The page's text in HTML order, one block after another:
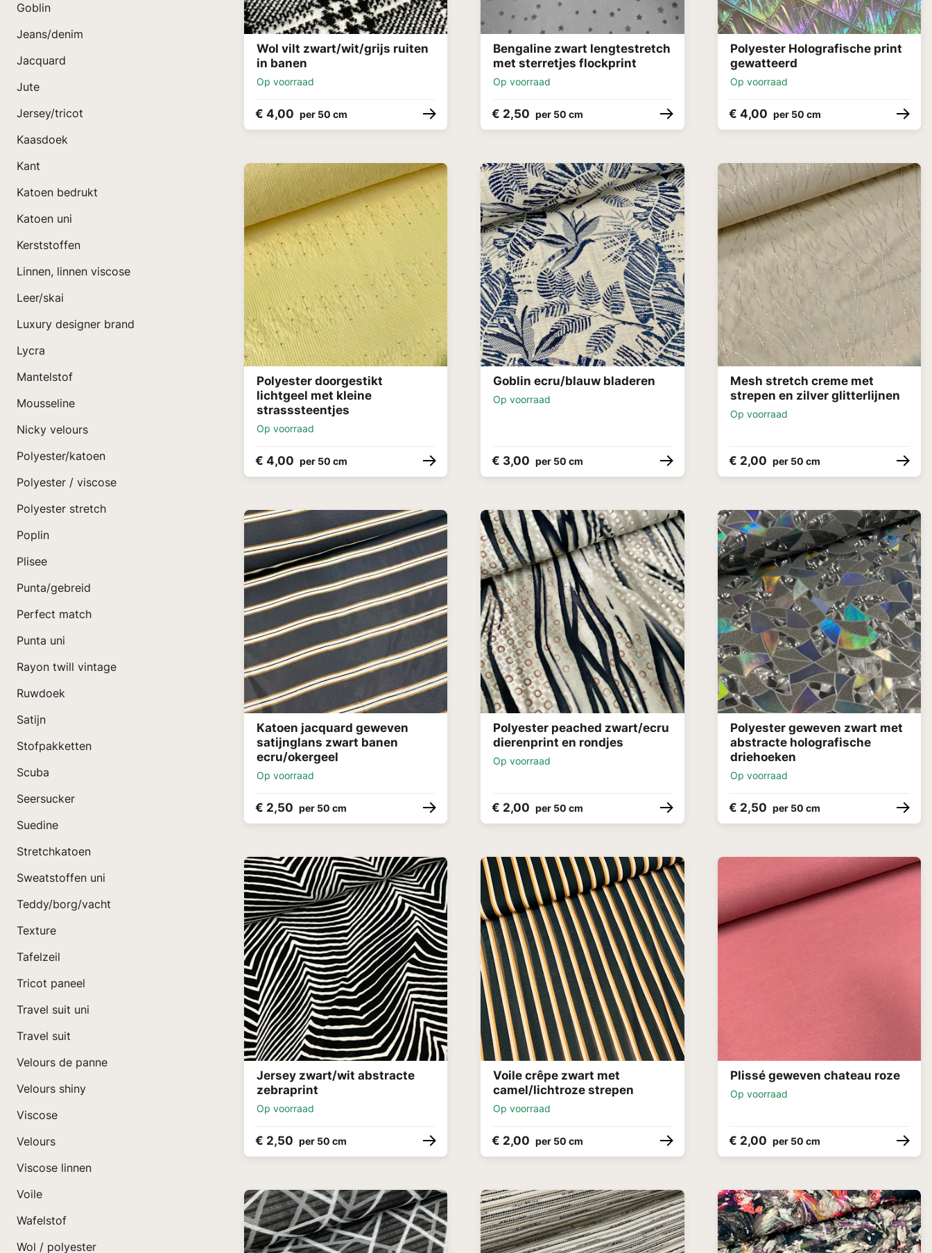
Goblin
Jeans/denim
Jacquard
Jute
Jersey/tricot
Kaasdoek
Kant
Katoen bedrukt
Katoen uni
Kerststoffen
Linnen, linnen viscose
Leer/skai
Luxury designer brand
Lycra
Mantelstof
Mousseline
Nicky velours
Polyester/katoen
Polyester / viscose
Polyester stretch
Poplin
Plisee
Punta/gebreid
Perfect match
Punta uni
Rayon twill vintage
Ruwdoek
Satijn
Stofpakketten
Scuba
Seersucker
Suedine
Stretchkatoen
Sweatstoffen uni
Teddy/borg/vacht
Texture
Tafelzeil
Tricot paneel
Travel suit uni
Travel suit
Velours de panne
Velours shiny
Viscose
Velours
Viscose linnen
Voile
Wafelstof
Wol / polyester
Wol vilt zwart/wit/grijs ruiten
in banen
Op voorraad
€ 4,00 per 50 cm
Bengaline zwart lengtestretch
met sterretjes flockprint
Op voorraad
€ 2,50 per 50 cm
Polyester Holografische print
gewatteerd
Op voorraad
€ 4,00 per 50 cm
Polyester doorgestikt
lichtgeel met kleine
strasssteentjes
Op voorraad
€ 4,00 per 50 cm
Goblin ecru/blauw bladeren
Op voorraad
€ 3,00 per 50 cm
Mesh stretch creme met
strepen en zilver glitterlijnen
Op voorraad
€ 2,00 per 50 cm
Katoen jacquard geweven
satijnglans zwart banen
ecru/okergeel
Op voorraad
€ 2,50 per 50 cm
Polyester peached zwart/ecru
dierenprint en rondjes
Op voorraad
€ 2,00 per 50 cm
Polyester geweven zwart met
abstracte holografische
driehoeken
Op voorraad
€ 2,50 per 50 cm
Jersey zwart/wit abstracte
zebraprint
Op voorraad
€ 2,50 per 50 cm
Voile crêpe zwart met
camel/lichtroze strepen
Op voorraad
€ 2,00 per 50 cm
Plissé geweven chateau roze
Op voorraad
€ 2,00 per 50 cm